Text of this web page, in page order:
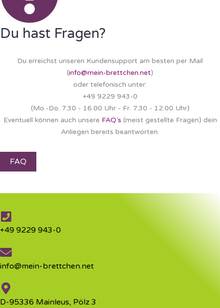
Du hast Fragen?
Du erreichst unseren Kundensupport am besten per Mail
(info@mein-brettchen.net)
oder telefonisch unter:
+49 9229 943-0
(Mo.-Do. 7.30 - 16.00 Uhr - Fr. 7.30 - 12.00 Uhr)
Eventuell können auch unsere FAQ`s (meist gestellte Fragen) dein
Anliegen bereits beantworten.
FAQ
+49 9229 943-0
info@mein-brettchen.net
D-95336 Mainleus, Pölz 3